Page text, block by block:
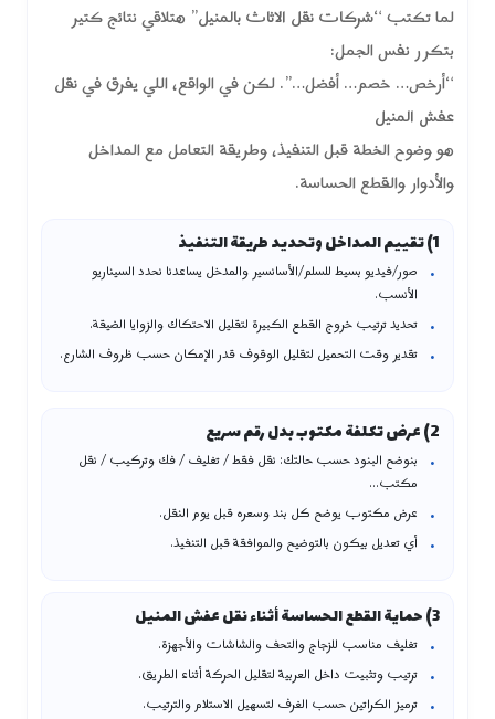
لما تكتب “شركات نقل الاثاث بالمنيل” هتلاقي نتائج كتير
بتكرر نفس الجمل:
“أرخص… خصم… أفضل…”. لكن في الواقع، اللي يفرق فينقل
عفش المنيل
هو وضوح الخطة قبل التنفيذ، وطريقة التعامل مع المداخل
والأدوار والقطع الحساسة.
1) تقييم المداخل وتحديد طريقة التنفيذ
صور/فيديو بسيط للسلم/الأسانسير والمدخل يساعدنا نحدد السيناريو
الأنسب.
تحديد ترتيب خروج القطع الكبيرة لتقليل الاحتكاك والزوايا الضيقة.
تقدير وقت التحميل لتقليل الوقوف قدر الإمكان حسب ظروف الشارع.
2) عرض تكلفة مكتوب بدل رقم سريع
بنوضح البنود حسب حالتك: نقل فقط / تغليف / فك وتركيب / نقل
مكتب…
عرض مكتوب يوضح كل بند وسعره قبل يوم النقل.
أي تعديل بيكون بالتوضيح والموافقة قبل التنفيذ.
3) حماية القطع الحساسة أثناء نقل عفش المنيل
تغليف مناسب للزجاج والتحف والشاشات والأجهزة.
ترتيب وتثبيت داخل العربية لتقليل الحركة أثناء الطريق.
ترميز الكراتين حسب الغرف لتسهيل الاستلام والترتيب.